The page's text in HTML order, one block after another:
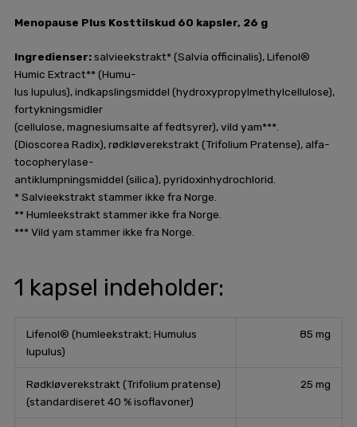
Menopause Plus Kosttilskud 60 kapsler, 26 g
Ingredienser:salvieekstrakt* (Salvia officinalis), Lifenol®
Humic Extract** (Humu-
lus lupulus), indkapslingsmiddel (hydroxypropylmethylcellulose),
fortykningsmidler
(cellulose, magnesiumsalte af fedtsyrer), vild yam***.
(Dioscorea Radix), rødkløverekstrakt (Trifolium Pratense), alfa-
tocopherylase-
antiklumpningsmiddel (silica), pyridoxinhydrochlorid.
* Salvieekstrakt stammer ikke fra Norge.
** Humleekstrakt stammer ikke fra Norge.
*** Vild yam stammer ikke fra Norge.
1 kapsel indeholder:
Lifenol® (humleekstrakt; Humulus
lupulus)
85 mg
Rødkløverekstrakt (Trifolium pratense)
(standardiseret 40 % isoflavoner)
25 mg